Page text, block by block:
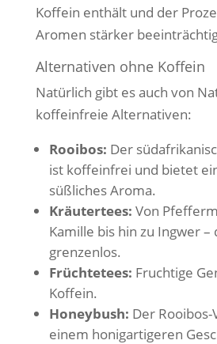
Koffein enthält und der
Aromen stärker
Alternativen ohne Koffein
Natürlich gibt es auch von
koffeinfreie Alternativen:
Rooibos: Der
ist koffeinfrei und bietet
süßliches Aroma.
Kräutertees: Von
Kamille bis hin zu Ingwer –
grenzenlos.
Früchtetees: Fruchtige
Koffein.
Honeybush: Der
einem honigartigeren